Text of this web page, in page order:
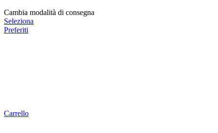
Cambia modalità di consegna
Seleziona
Preferiti
Carrello